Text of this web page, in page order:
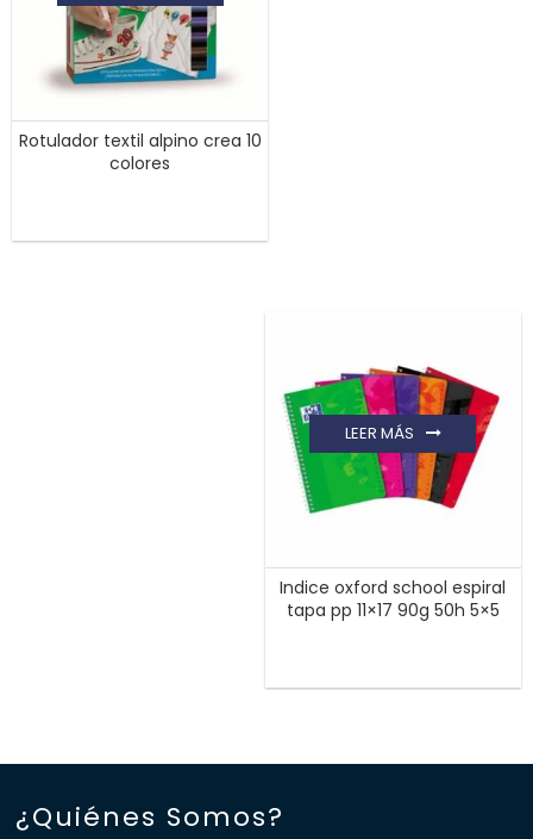
Rotulador textil alpino crea 10
colores
Indice oxford school espiral
tapa pp 11×17 90g 50h 5×5
LEER MÁS
¿Quiénes Somos?